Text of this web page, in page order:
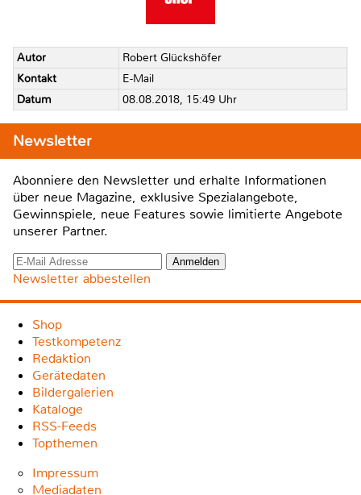
Autor
Robert Glückshöfer
Kontakt
E-Mail
Datum
08.08.2018, 15:49 Uhr
Newsletter
Abonniere den Newsletter und erhalte Informationen
über neue Magazine, exklusive Spezialangebote,
Gewinnspiele, neue Features sowie limitierte Angebote
unserer Partner.
Newsletter abbestellen
Shop
Testkompetenz
Redaktion
Gerätedaten
Bildergalerien
Kataloge
RSS-Feeds
Topthemen
Impressum
Mediadaten